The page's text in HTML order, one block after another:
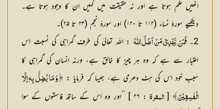
انھیں علم ہوتا ہے اور نہ حقیقت میں کہیں ان کا وجود ہوتا ہے۔
دیکھیے سورۂ نساء (۱۱۲ تا ۱۲۰) اور سورۂ نجم (۲۳ تا ۲۵)۔
2۔
فَمَنْ يَّهْدِيْ مَنْ اَضَلَّ اللّٰهُ
: اللہ تعالیٰ کی طرف گمراہی کی نسبت اس
اعتبار سے ہے کہ وہ ہر چیز کا خالق ہے، ورنہ انسان کی گمراہی کا
سبب خود اس کی ہٹ دھرمی ہے، جیسا کہ فرمایا : ﴿ وَ مَا يُضِلُّ بِهٖ اِلَّا
الْفٰسِقِيْنَ ﴾ [البقرۃ
: ۲۶ ] ’’اور وہ اس کے ساتھ فاسقوں کے سوا